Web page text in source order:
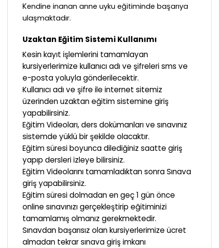
Kendine inanan anne uyku eğitiminde başarıya
ulaşmaktadır.
Uzaktan Eğitim Sistemi Kullanımı
Kesin kayıt işlemlerini tamamlayan
kursiyerlerimize kullanıcı adı ve şifreleri sms ve
e-posta yoluyla gönderilecektir.
Kullanıcı adı ve şifre ile internet sitemiz
üzerinden uzaktan eğitim sistemine giriş
yapabilirsiniz.
Eğitim Videoları, ders dokümanları ve sınavınız
sistemde yüklü bir şekilde olacaktır.
Eğitim süresi boyunca dilediğiniz saatte giriş
yapıp dersleri izleye bilirsiniz.
Eğitim Videolarını tamamladıktan sonra Sınava
giriş yapabilirsiniz.
Eğitim süresi dolmadan en geç 1 gün önce
online sınavınızı gerçekleştirip eğitiminizi
tamamlamış olmanız gerekmektedir.
Sınavdan başarısız olan kursiyerlerimize ücret
almadan tekrar sınava giriş imkanı